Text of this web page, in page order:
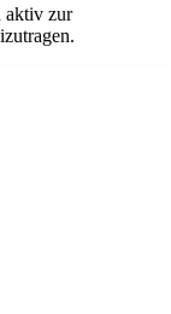
aktiv zur